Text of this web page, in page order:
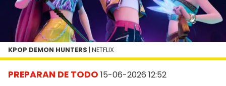
PREPARAN DE TODO 15-06-2026 12:52
KPOP DEMON HUNTERS | NETFLIX